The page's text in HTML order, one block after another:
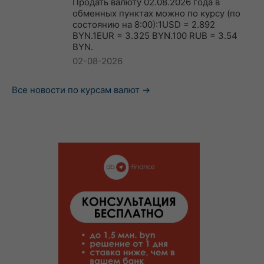
обменных пунктах можно по курсу (по
состоянию на 8:00):1USD = 2.892
BYN.1EUR = 3.325 BYN.100 RUB = 3.54
BYN.
02-08-2026
Все новости по курсам валют →